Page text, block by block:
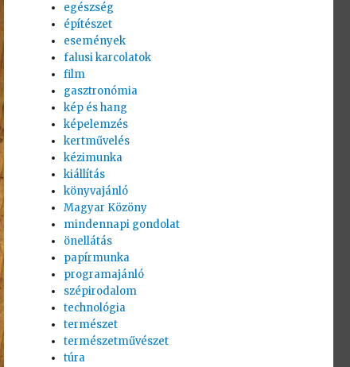
egészség
építészet
események
falusi karcolatok
film
gasztronómia
kép és hang
képelemzés
kertművelés
kézimunka
kiállítás
könyvajánló
Magyar Közöny
mindennapi gondolat
önellátás
papírmunka
programajánló
szépirodalom
technológia
természet
természetművészet
túra